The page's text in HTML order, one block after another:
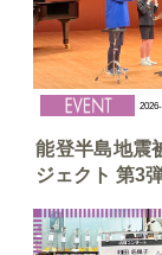
能登半島地震
ジェクト 第3